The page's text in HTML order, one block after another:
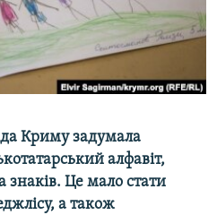
Криму задумала
алфавіт,
знаків. Це мало стати
а також